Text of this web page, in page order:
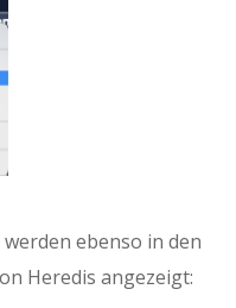
ebenso in den
Heredis angezeigt: